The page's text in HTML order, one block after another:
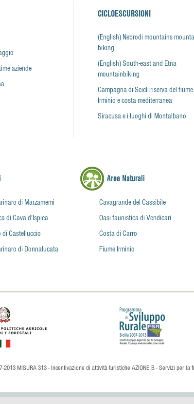
aziende
CICLOESCURSIONI
(English) Nebrodi mountains
biking
(English) South-east and Etna
mountainbiking
Campagna di Scicli:riserva del fiume
Irminio e costa mediterranea
Siracusa e i luoghi di Montalbano
di Marzamemi
di Cava d’Ispica
di Castelluccio
di Donnalucata
Aree Naturali
Cavagrande del Cassibile
Oasi faunistica di Vendicari
Costa di Carro
Fiume Irminio
2013 MISURA 313 - Incentivazione di attività turistiche AZIONE B - Servizi per